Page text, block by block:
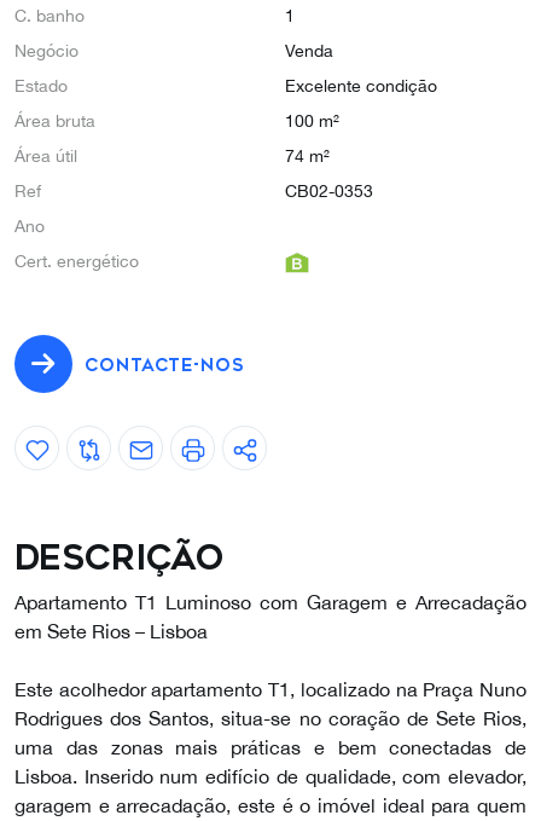
C. banho
1
Negócio
Venda
Estado
Excelente condição
Área bruta
100 m²
Área útil
74 m²
Ref
CB02-0353
Ano
Cert. energético
CONTACTE-NOS
Descrição
Apartamento T1 Luminoso com Garagem e Arrecadação
em Sete Rios – Lisboa
Este acolhedor apartamento T1, localizado na Praça Nuno
Rodrigues dos Santos, situa-se no coração de Sete Rios,
uma das zonas mais práticas e bem conectadas de
Lisboa. Inserido num edifício de qualidade, com elevador,
garagem e arrecadação, este é o imóvel ideal para quem